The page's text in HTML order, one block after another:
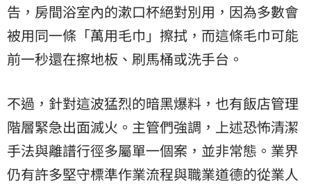
告，房間浴室內的漱口杯絕對別用，因為多數會
被用同一條「萬用毛巾」擦拭，而這條毛巾可能
前一秒還在擦地板、刷馬桶或洗手台。
不過，針對這波猛烈的暗黑爆料，也有飯店管理
階層緊急出面滅火。主管們強調，上述恐怖清潔
手法與離譜行徑多屬單一個案，並非常態。業界
仍有許多堅守標準作業流程與職業道德的從業人